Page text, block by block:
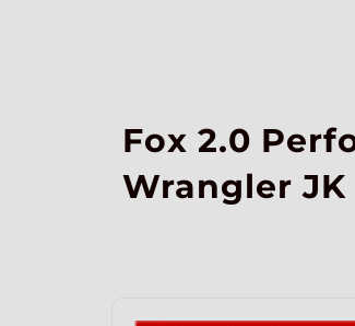
Fox 2.0
Wrangler JK